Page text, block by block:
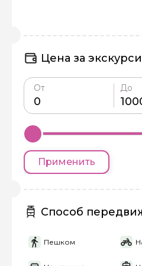
Цена за
От До
Применить
Способ
Пешком